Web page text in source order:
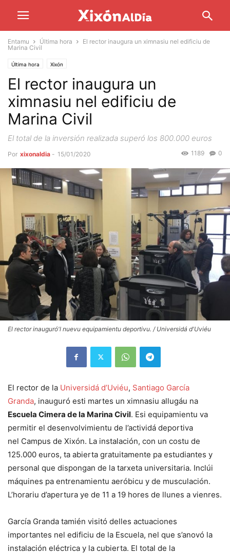
Entamu Última hora
El rector inaugura un ximnasiu nel edificiu de
Marina Civil
Última hora Xixón
El rector inaugura un
ximnasiu nel edificiu de
Marina Civil
El total de la inversión realizada superó los 800.000 euros
Por xixonaldia - 15/01/2020 0
1189
El rector inauguró'l nuevu equipamientu deportivu. / Universidá d'Uviéu
El rector de la Universidá d’Uviéu, Santiago García
Granda, inauguró esti martes un ximnasiu allugáu na
Escuela Cimera de la Marina Civil. Esi equipamientu va
permitir el desenvolvimientu de l’actividá deportiva
nel Campus de Xixón. La instalación, con un costu de
125.000 euros, ta abierta gratuitamente pa estudiantes y
personal que dispongan de la tarxeta universitaria. Inclúi
máquines pa entrenamientu aeróbicu y de musculación.
L’horariu d’apertura ye de 11 a 19 hores de llunes a vienres.
García Granda tamién visitó delles actuaciones
importantes nel edificiu de la Escuela, nel que s’anovó la
instalación eléctrica y la cubierta. El total de la